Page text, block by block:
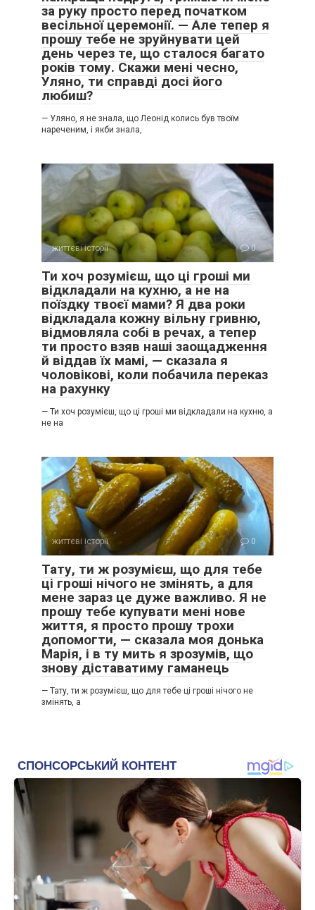
за руку просто перед початком
весільної церемонії. — Але тепер я
прошу тебе не зруйнувати цей
день через те, що сталося багато
років тому. Скажи мені чесно,
Уляно, ти справді досі його
любиш?
— Уляно, я не знала, що Леонід колись був твоїм
нареченим, і якби знала,
життєві історії 0
Ти хоч розумієш, що ці гроші ми
відкладали на кухню, а не на
поїздку твоєї мами? Я два роки
відкладала кожну вільну гривню,
відмовляла собі в речах, а тепер
ти просто взяв наші заощадження
й віддав їх мамі, — сказала я
чоловікові, коли побачила переказ
на рахунку
— Ти хоч розумієш, що ці гроші ми відкладали на кухню, а
не на
життєві історії 0
Тату, ти ж розумієш, що для тебе
ці гроші нічого не змінять, а для
мене зараз це дуже важливо. Я не
прошу тебе купувати мені нове
життя, я просто прошу трохи
допомогти, — сказала моя донька
Марія, і в ту мить я зрозумів, що
знову діставатиму гаманець
— Тату, ти ж розумієш, що для тебе ці гроші нічого не
змінять, а